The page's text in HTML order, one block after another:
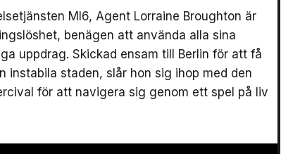
MI6, Agent Lorraine Broughton är
benägen att använda alla sina
uppdrag. Skickad ensam till Berlin för att få
instabila staden, slår hon sig ihop med den
för att navigera sig genom ett spel på liv